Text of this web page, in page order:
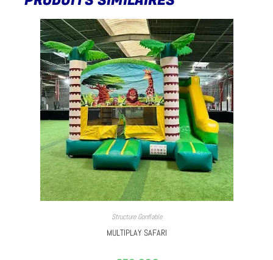
Structure Gonflable
MULTIPLAY SAFARI